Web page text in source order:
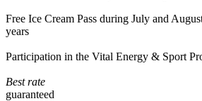
Free Ice Cream Pass during July and
years
Participation in the Vital Energy & Sport
Best rate
guaranteed